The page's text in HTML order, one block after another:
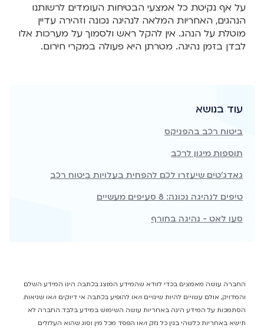
על אף נקיטת כל אמצעי הבטיחות העומדים לרשותנו
הנהגים, האחריות המלאה לנהיגה נכונה וזהירה עדיין
מוטלת על הנהג. אין להקל ראש ולסמוך על מערכות אלו
לבדן בזמן נהיגה. מטרתן היא פעולה במקרי חירום.
עוד בנושא
ביטוח רכב בהפניקס
תוספות מיגון לרכב
גאדג'טים שיעזרו לכם להפחית בעלויות ביטוח רכב
טיפים לנהיגה נכונה: 8 סעיפים מעשיים
סעו לאט - נהיגה בחורף
החברה עושה מאמצים בכדי לוודא שהמידע המוצג בכתבה הינו המידע השלם
והמדויק, אולם עשויים להיות שינויים ו/או להופיע בכתבה אי דיוקים ו/או שגיאות.
הסתמכות על המידע הינה באחריות עושה השימוש במידע בלבד. החברה לא
תישא באחריות כלשהי בגין כל נזק ו/או הפסד מכל מין וסוג שהוא העלולים